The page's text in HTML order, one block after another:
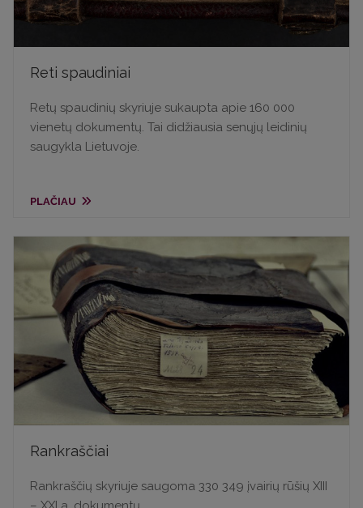
Reti spaudiniai
Retų spaudinių skyriuje sukaupta apie 160 000
vienetų dokumentų. Tai didžiausia senųjų leidinių
saugykla Lietuvoje.
PLAČIAU
Rankraščiai
Rankraščių skyriuje saugoma 330 349 įvairių rūšių XIII